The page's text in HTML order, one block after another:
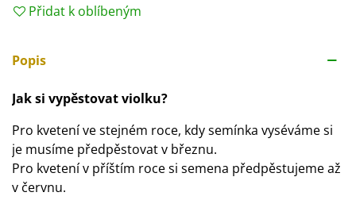
Přidat k oblíbeným
Popis
Jak si vypěstovat violku?
Pro kvetení ve stejném roce, kdy semínka vyséváme si
je musíme předpěstovat v březnu.
Pro kvetení v příštím roce si semena předpěstujeme až
v červnu.